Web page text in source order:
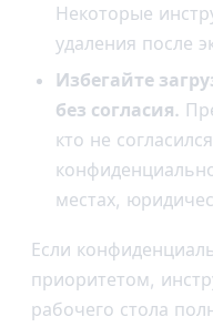
Некоторые
удаления после
Избегайте
без согласия.
кто не
местах,
Если
приоритетом,
рабочего стола